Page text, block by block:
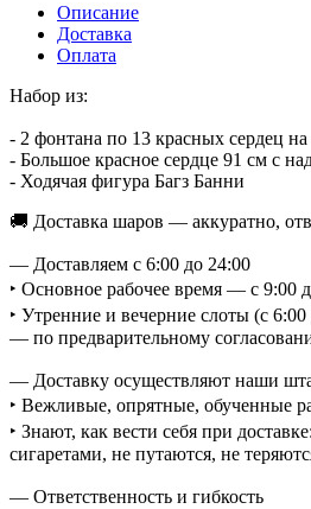
Описание
Доставка
Оплата
Набор из:
- 2 фонтана по 13 красных сердец на
- Большое красное сердце 91 см с
- Ходячая фигура Багз Банни
🚚 Доставка шаров — аккуратно,
— Доставляем с 6:00 до 24:00
‣ Основное рабочее время — с 9:00
‣ Утренние и вечерние слоты (с
— по предварительному
— Доставку осуществляют наши
‣ Вежливые, опрятные, обученные
‣ Знают, как вести себя при
сигаретами, не путаются, не
— Ответственность и гибкость